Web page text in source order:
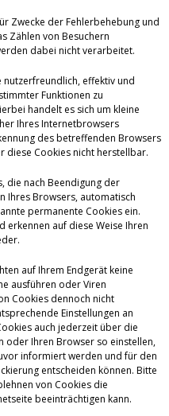
Zwecke der Fehlerbehebung und
Zählen von Besuchern
dabei nicht verarbeitet.
nutzerfreundlich, effektiv und
Funktionen zu
handelt es sich um kleine
Ihres Internetbrowsers
des betreffenden Browsers
diese Cookies nicht herstellbar.
die nach Beendigung der
Ihres Browsers, automatisch
permanente Cookies ein.
erkennen auf diese Weise Ihren
auf Ihrem Endgerät keine
ausführen oder Viren
Cookies dennoch nicht
Einstellungen an
auch jederzeit über die
oder Ihren Browser so einstellen,
informiert werden und für den
entscheiden können. Bitte
von Cookies die
beeinträchtigen kann.